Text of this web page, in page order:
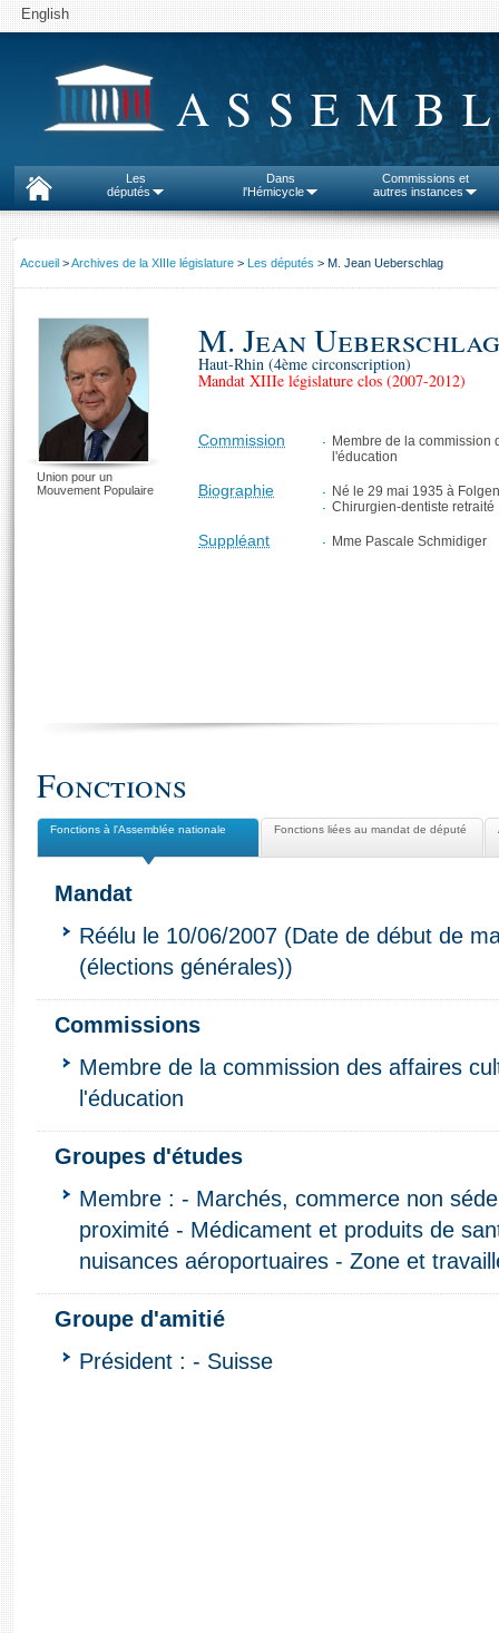
English
Les
députés
Dans
l'Hémicycle
Commissions et
autres instances
Accueil >Archives de la XIIIe législature > Les députés > M. Jean Ueberschlag
M. Jean Ueberschlag
Haut-Rhin (4ème circonscription)
Mandat XIIIe législature clos (2007-2012)
Commission
Membre de la commission
l'éducation
Biographie
Né le 29 mai 1935 à
Chirurgien-dentiste retraité
Suppléant Mme Pascale Schmidiger
Union pour un
Mouvement Populaire
Fonctions
Fonctions à l'Assemblée nationale Fonctions liées au mandat de député
Mandat
Réélu le 10/06/2007 (Date de début de
(élections générales))
Commissions
Membre de la commission des affaires
l'éducation
Groupes d'études
Membre : - Marchés, commerce non
proximité - Médicament et produits de
nuisances aéroportuaires - Zone et
Groupe d'amitié
Président : - Suisse